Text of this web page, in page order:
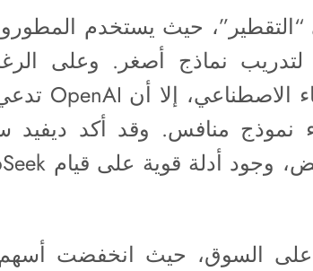
“التقطير”، حيث يستخدم
لتدريب نماذج أصغر. وعلى
نموذج منافس. وقد أكد